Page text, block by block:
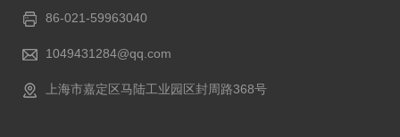
86-021-59963040
1049431284@qq.com
上海市嘉定区马陆工业园区封周路368号